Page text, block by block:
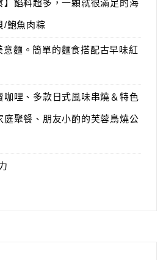
】餡料超多，一顆就很滿足的海
/鮑魚肉粽
意麵。簡單的麵食搭配古早味紅
咖哩、多款日式風味串燒＆特色
庭聚餐、朋友小酌的芙蓉鳥燒公